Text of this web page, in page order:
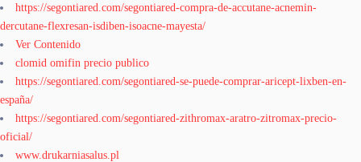
https://segontiared.com/segontiared-compra-de-accutane-acnemin-
dercutane-flexresan-isdiben-isoacne-mayesta/
Ver Contenido
clomid omifin precio publico
https://segontiared.com/segontiared-se-puede-comprar-aricept-lixben-en-
españa/
https://segontiared.com/segontiared-zithromax-aratro-zitromax-precio-
oficial/
www.drukarniasalus.pl